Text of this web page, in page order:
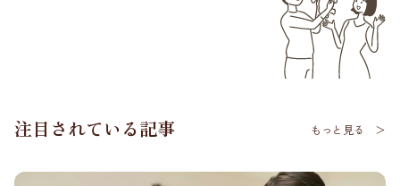
注目されている記事 もっと見る ＞